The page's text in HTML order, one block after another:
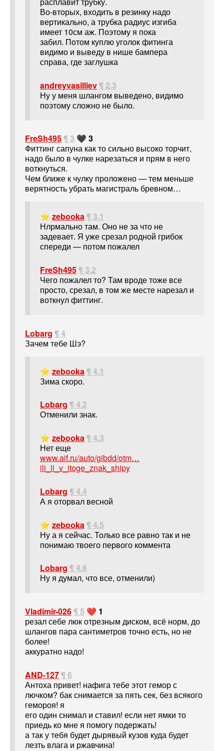
Во-вторых, входить в резинку надо
вертикально, а трубка радиус изгиба
имеет 10см аж. Поэтому я пока
забил. Потом куплю уголок фитинга
видимо и выведу в нише бампера
справа, где заглушка
andreyvasilliev¶ 2.3
Ну у меня шлангом выведено, видимо
поэтому сложно не было.
FreSh495¶ 3 🖤 3
Фиттинг сапуна как то сильно высоко торчит,
надо было в чулке нарезаться и прям в него
воткнуться.
Чем ближе к чулку проложено — тем меньше
верятность убрать магистраль бревном…
⭐ zebooka¶ 3.1
Нлрмально там. Оно не за что не
задевает. Я уже срезал родной грибок
спереди — потом пожалел
FreSh495¶ 3.2
Чего пожалел то? Там вроде тоже все
просто, срезал, в том же месте нарезал и
воткнул фиттинг.
Lobarg ¶ 4
Зачем тебе Шэ?
⭐ zebooka¶ 4.1
Зима скоро.
Lobarg ¶ 4.2
Отменили знак.
⭐ zebooka¶ 4.3
Нет еще
www.aif.ru/auto/gibdd/otm…
ili_li_v_itoge_znak_shipy
Lobarg ¶ 4.4
А я оторвал весной
⭐ zebooka¶ 4.5
Ну а я сейчас. Только все равно так и не
понимаю твоего первого коммента
Lobarg ¶ 4.6
Ну я думал, что все, отменили)
Vladimir-026¶ 5 ❤️ 1
резал себе люк отрезным диском, всё норм, до
шлангов пара сантиметров точно есть, но не
более!
аккуратно надо!
AND-127¶ 6
Антоха привет! нафига тебе этот гемор с
лючком? бак снимается за пять сек, без всякого
гемороя! я
его один снимал и ставил! если нет ямки то
приедь ко мне я помогу подержать!
а так у тебя будет дырявый кузов куда будет
лезть влага и ржавчина!